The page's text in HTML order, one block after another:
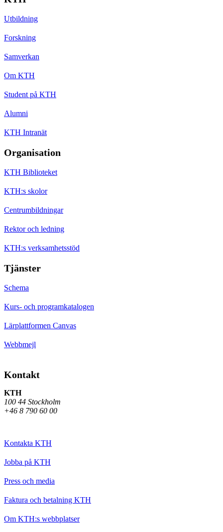
Utbildning
Forskning
Samverkan
Om KTH
Student på KTH
Alumni
KTH Intranät
Organisation
KTH Biblioteket
KTH:s skolor
Centrumbildningar
Rektor och ledning
KTH:s verksamhetsstöd
Tjänster
Schema
Kurs- och programkatalogen
Lärplattformen Canvas
Webbmejl
Kontakt
KTH
100 44 Stockholm
+46 8 790 60 00
Kontakta KTH
Jobba på KTH
Press och media
Faktura och betalning KTH
Om KTH:s webbplatser